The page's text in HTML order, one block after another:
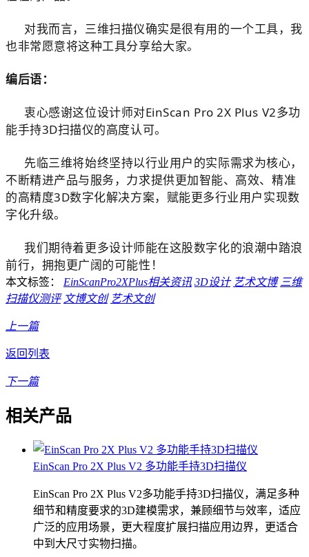
对我而言，三维扫描仪确实是很有用的一个工具，我
也非常愿意将这种工具分享给大家。
编后语：
衷心感谢这位设计师对EinScan Pro 2X Plus V2多功
能手持3D扫描仪的高度认可。
先临三维将始终坚持以行业用户的实际需求为核心，
不断精进产品与服务，力求提供更加智能、高效、精准
的高精度3D数字化解决方案，赋能更多行业用户实现数
字化升级。
我们期待着更多设计师能在这股数字化的浪潮中踏浪
前行，拥抱更广阔的可能性！
本文标签： EinScanPro2XPlus相关资讯 3D设计 艺术文博 三维
扫描仪测评 文博文创 艺术文创
上一篇
返回列表
下一篇
相关产品
EinScan Pro 2X Plus V2 多功能手持3D扫描仪
EinScan Pro 2X Plus V2多功能手持3D扫描仪，满足多种
细节和精度要求的3D建模需求，兼顾细节与效率，适应
广泛的应用场景，更大程度扩展扫描应用边界，更适合
中到大尺寸实物扫描。